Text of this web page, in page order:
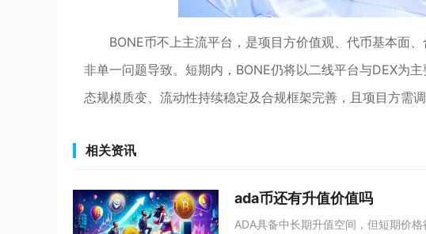
BONE币不上主流平台，是项目方价值观、代币基本面
非单一问题导致。短期内，BONE仍将以二线平台与DEX为
态规模质变、流动性持续稳定及合规框架完善，且项目方需
相关资讯
ada币还有升值价值吗
ADA具备中长期升值空间，但短期价